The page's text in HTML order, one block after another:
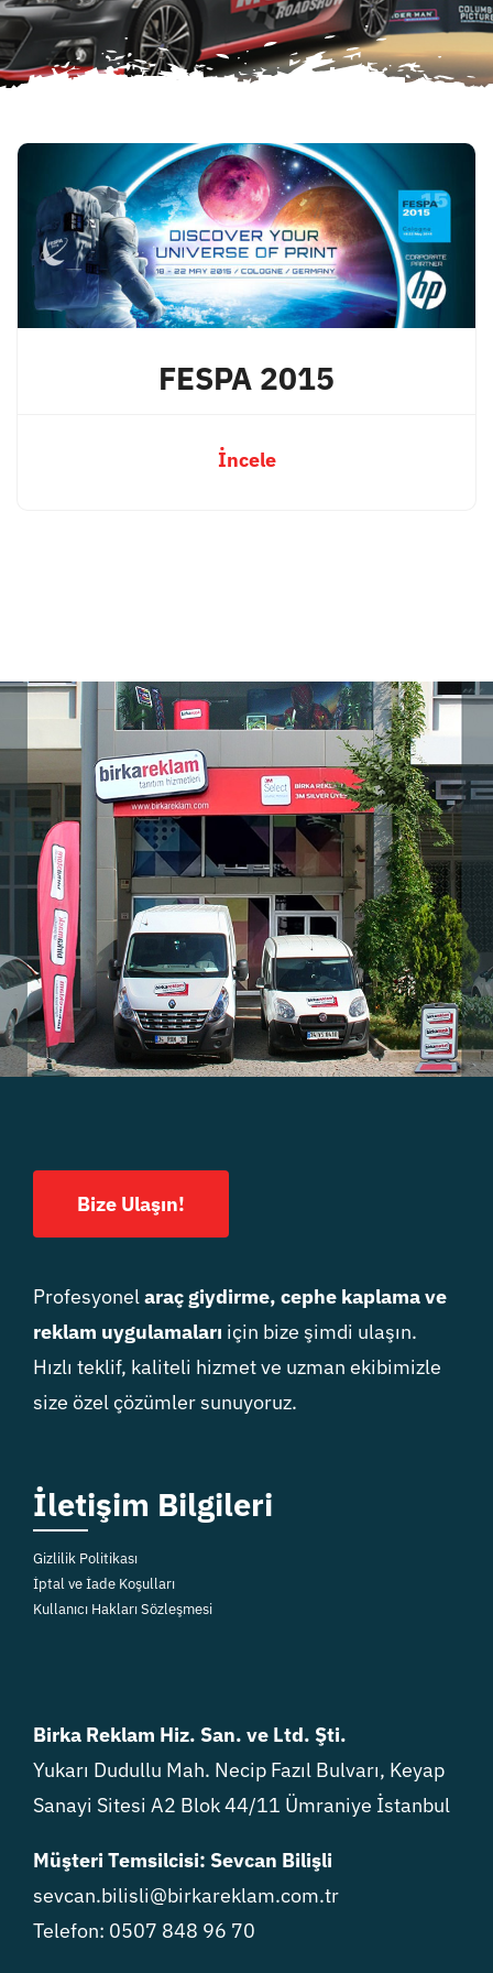
FESPA 2015
İncele
Bize Ulaşın!
Profesyonelaraç giydirme, cephe kaplama ve
reklam uygulamaları için bize şimdi ulaşın.
Hızlı teklif, kaliteli hizmet ve uzman ekibimizle
size özel çözümler sunuyoruz.
İletişim Bilgileri
Gizlilik Politikası
İptal ve İade Koşulları
Kullanıcı Hakları Sözleşmesi
Birka Reklam Hiz. San. ve Ltd. Şti.
Yukarı Dudullu Mah. Necip Fazıl Bulvarı, Keyap
Sanayi Sitesi A2 Blok 44/11 Ümraniye İstanbul
Müşteri Temsilcisi: Sevcan Bilişli
sevcan.bilisli@birkareklam.com.tr
Telefon: 0507 848 96 70